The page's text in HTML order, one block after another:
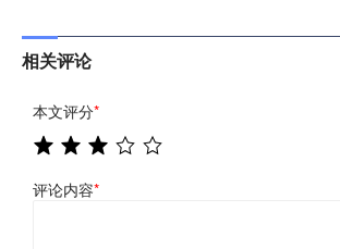
相关评论
本文评分*
评论内容*